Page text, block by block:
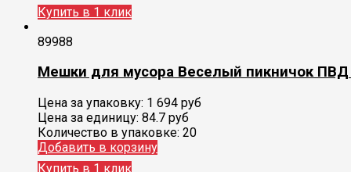
Купить в 1 клик
89988
Мешки для мусора Веселый пикничок ПВД
Цена за упаковку: 1 694 руб
Цена за единицу: 84.7 руб
Количество в упаковке: 20
Добавить в корзину
Купить в 1 клик